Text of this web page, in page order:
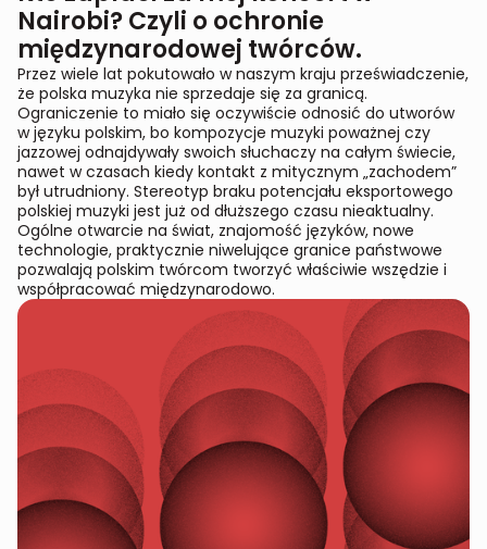
Nairobi? Czyli o ochronie
międzynarodowej twórców.
Przez wiele lat pokutowało w naszym kraju przeświadczenie,
że polska muzyka nie sprzedaje się za granicą.
Ograniczenie to miało się oczywiście odnosić do utworów
w języku polskim, bo kompozycje muzyki poważnej czy
jazzowej odnajdywały swoich słuchaczy na całym świecie,
nawet w czasach kiedy kontakt z mitycznym „zachodem”
był utrudniony. Stereotyp braku potencjału eksportowego
polskiej muzyki jest już od dłuższego czasu nieaktualny.
Ogólne otwarcie na świat, znajomość języków, nowe
technologie, praktycznie niwelujące granice państwowe
pozwalają polskim twórcom tworzyć właściwie wszędzie i
współpracować międzynarodowo.